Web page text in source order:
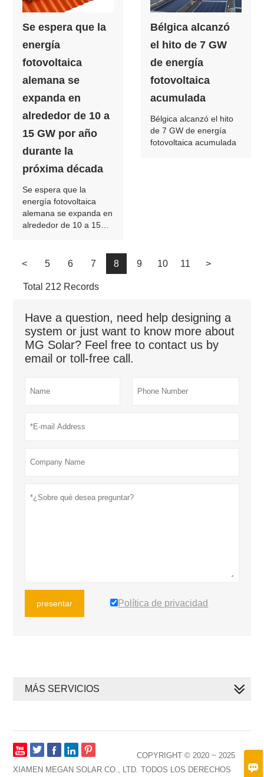

Se espera que la
energía
fotovoltaica
alemana se
expanda en
alrededor de 10 a
15 GW por año
durante la
próxima década
Se espera que la
energía fotovoltaica
alemana se expanda en
alrededor de 10 a 15
Bélgica alcanzó
el hito de 7 GW
de energía
fotovoltaica
acumulada
Bélgica alcanzó el hito
de 7 GW de energía
fotovoltaica acumulada
< 5 6 7 8 9 10 11 >
Total 212 Records
Have a question, need help designing a
system or just want to know more about
MG Solar? Feel free to contact us by
email or toll-free call.
presentar Política de privacidad
MÁS SERVICIOS
    
COPYRIGHT © 2020 ~ 2025
XIAMEN MEGAN SOLAR CO., LTD. TODOS LOS DERECHOS